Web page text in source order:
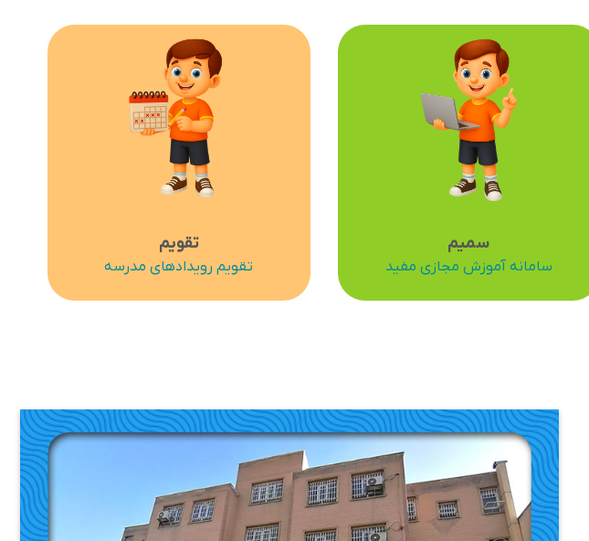
سمیم
سامانه آموزش مجازی مفید
تقویم
تقویم رویدادهای مدرسه